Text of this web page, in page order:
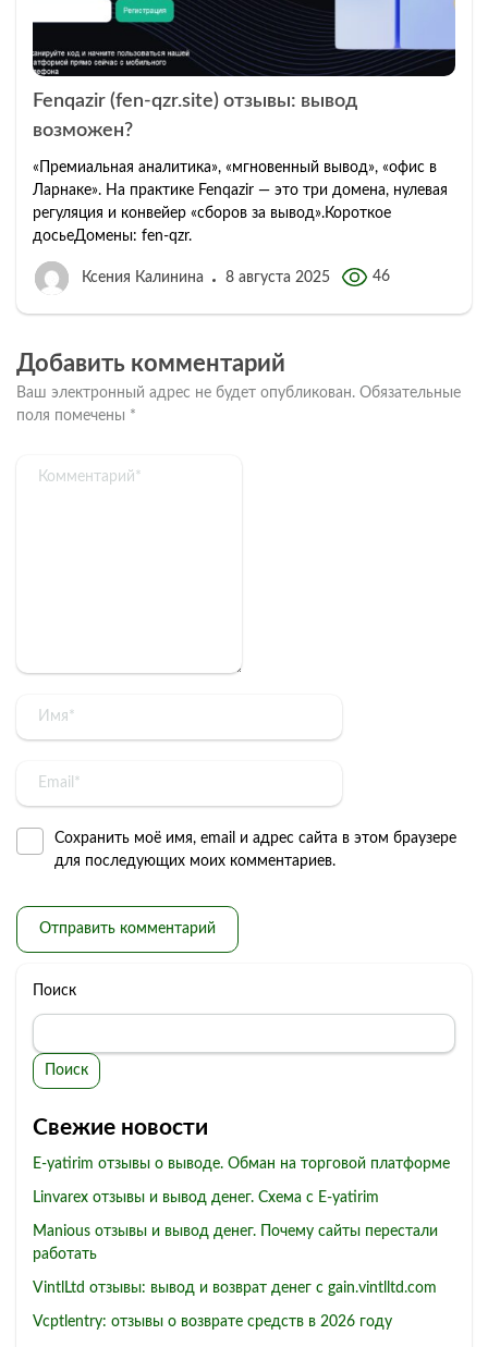
Fenqazir (fen-qzr.site) отзывы: вывод
возможен?
«Премиальная аналитика», «мгновенный вывод», «офис в
Ларнаке». На практике Fenqazir — это три домена, нулевая
регуляция и конвейер «сборов за вывод».Короткое
досьеДомены: fen-qzr.
Ксения Калинина 8 августа 2025 46
Добавить комментарий
Ваш электронный адрес не будет опубликован. Обязательные
поля помечены *
Сохранить моё имя, email и адрес сайта в этом браузере
для последующих моих комментариев.
Поиск
Поиск
Свежие новости
E-yatirim отзывы о выводе. Обман на торговой платформе
Linvarex отзывы и вывод денег. Схема с E-yatirim
Manious отзывы и вывод денег. Почему сайты перестали
работать
VintlLtd отзывы: вывод и возврат денег с gain.vintlltd.com
Vcptlentry: отзывы о возврате средств в 2026 году